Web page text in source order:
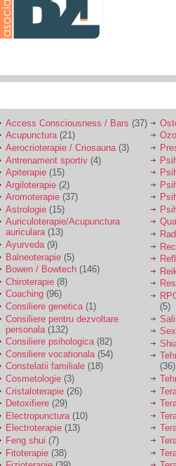
De 4 ani am o relatie
serioasa cu un barbat
sa se manifeste o
Ma aflu aici pentru ca
vreau sa stiu daca am
nevoie de un psiholog
sau psihiatru.
Sunt casatorita, am
31 de ani si un copil in
varsta de 2 ani care
mi-e lumina ochilor.
De ceva timp simt ca
mi s-a adunat
oboseala, o oboseala
cronica de care nu pot
scapa si simt ca din
cauza ei nu pot
controla nervii si
cateodata are copilul
de suferit.
Am o bariera peste
care nu pot trece:
prietena mea a ramas
insarcinata cu o fata.
Am fost de comun
acord sa facem un
copil, cu gandul ca e
baiat.
Access Consciousness / Bars (37)
Acupunctura(21)
Aerocrioterapie / Criosauna (3)
Antrenament sportiv (4)
Apiterapie (15)
Argiloterapie (2)
Aromoterapie (37)
Astrologie (15)
Auriculoterapie/Acupunctura
auriculara(13)
Ayurveda(9)
Balneoterapie (5)
Bowen / Bowtech (146)
Chiroterapie (8)
Coaching (96)
Consiliere genetica(1)
Consiliere pentru dezvoltare
personala (132)
Consiliere psihologica(82)
Consiliere vocationala (54)
Constelatii familiale (18)
Cosmetologie (3)
Cristaloterapie (26)
Detoxifiere (29)
Electropunctura (10)
Electroterapie (13)
Feng shui (7)
Fitoterapie (38)
(5)
(36)